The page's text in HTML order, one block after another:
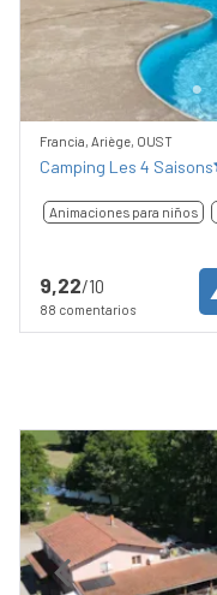
Francia, Ariège, OUST
Camping Les 4 Saisons
Animaciones para niños
9,22/10
88 comentarios